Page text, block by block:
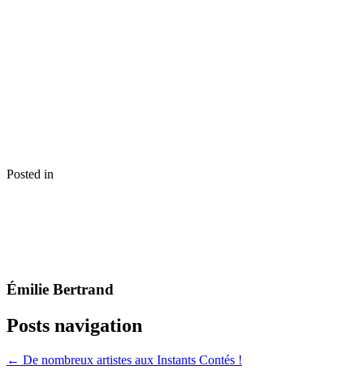
Posted in
Émilie Bertrand
Posts navigation
← De nombreux artistes aux Instants Contés !